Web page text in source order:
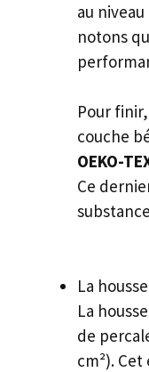
au
notons
Pour
couche
OEKO-
Ce
La housse
La
de
cm²).